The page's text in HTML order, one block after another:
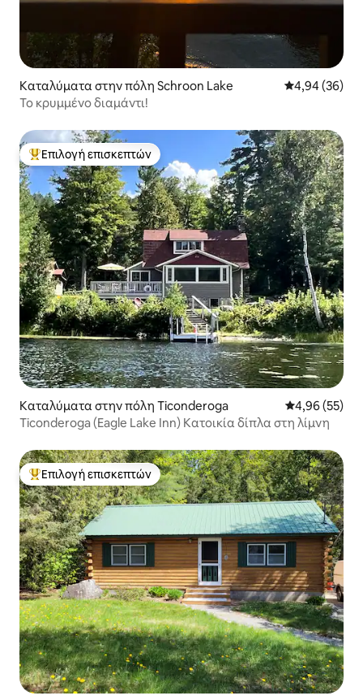
Καταλύματα στην πόλη Schroon Lake Μέση
4,94 (36)
Το κρυμμένο διαμάντι!
Κορυφαία επιλογή επισκεπτών
Επιλογή επισκεπτών
Καταλύματα στην πόλη Ticonderoga Μέση
4,96 (55)
Ticonderoga (Eagle Lake Inn) Κατοικία δίπλα στη λίμνη
Κορυφαία επιλογή επισκεπτών
Επιλογή επισκεπτών